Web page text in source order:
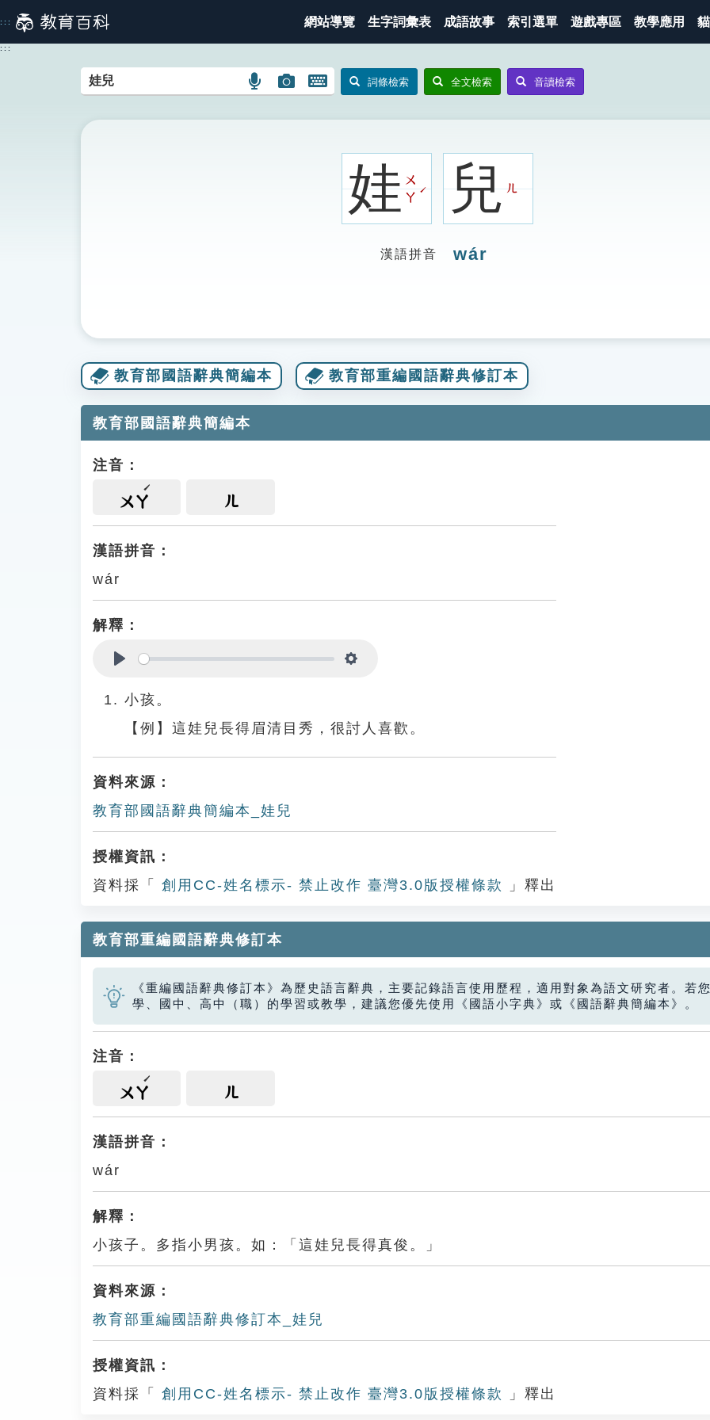
到
主
::: 網站導覽 生字詞彙表 成語故事 索引選單 遊戲專區 教學應用
:::
語
搜
圖
搜
開
鍵
詞條檢索 全文檢索 音讀檢索
娃ㄨ
ㄚ
ˊ 兒ㄦ
漢語拼音 wár
教育部國語辭典簡編本 教育部重編國語辭典修訂本
教育部國語辭典簡編本
注音：
ㄨㄚ ㄦ
漢語拼音：
wár
解釋：
小孩。
【例】這娃兒長得眉清目秀，很討人喜歡。
資料來源：
教育部國語辭典簡編本_娃兒
授權資訊：
資料採「
創用CC-姓名標示- 禁止改作 臺灣3.0版授權條款 」釋出
教育部重編國語辭典修訂本
《重編國語辭典修訂本》為歷史語言辭典，主要記錄語言使用歷程，適用對象為語文研究者。若
學、國中、高中（職）的學習或教學，建議您優先使用《國語小字典》或《國語辭典簡編本》。
注音：
ㄨㄚ ㄦ
漢語拼音：
wár
解釋：
小孩子。多指小男孩。如：「這娃兒長得真俊。」
資料來源：
教育部重編國語辭典修訂本_娃兒
授權資訊：
資料採「
創用CC-姓名標示- 禁止改作 臺灣3.0版授權條款 」釋出